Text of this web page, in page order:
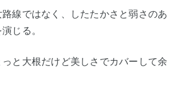
線ではなく、したたかさと弱さのあ
じる。
と大根だけど美しさでカバーして余